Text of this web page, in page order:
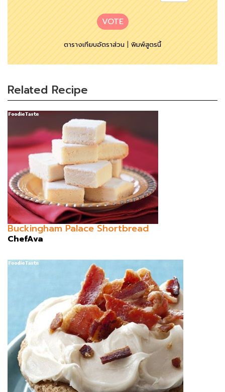
VOTE
ตารางเทียบอัตราส่วน|พิมพ์สูตรนี้
Related Recipe
Buckingham Palace Shortbread
ChefAva